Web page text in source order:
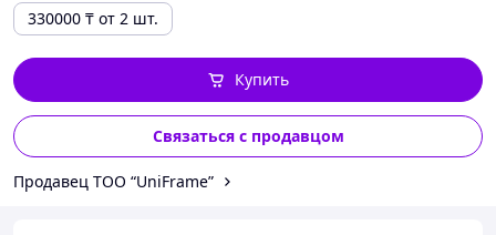
330000 ₸ от 2 шт.
Купить
Связаться с продавцом
Продавец ТОО “UniFrame”